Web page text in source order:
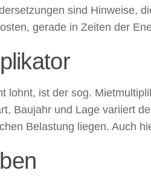
sind Hinweise,
gerade in Zeiten der
ist der sog.
Baujahr und Lage variiert
Belastung liegen. Auch